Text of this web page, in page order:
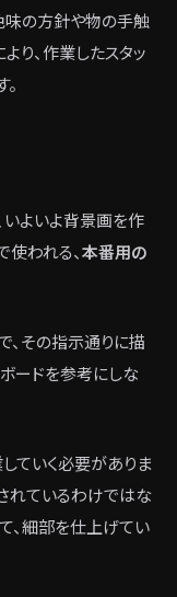
味の方針や物の手触
り、作業したスタッ
よいよ背景画を作
われる、本番用の
その指示通りに描
ードを参考にしな
ていく必要がありま
れているわけではな
、細部を仕上げてい